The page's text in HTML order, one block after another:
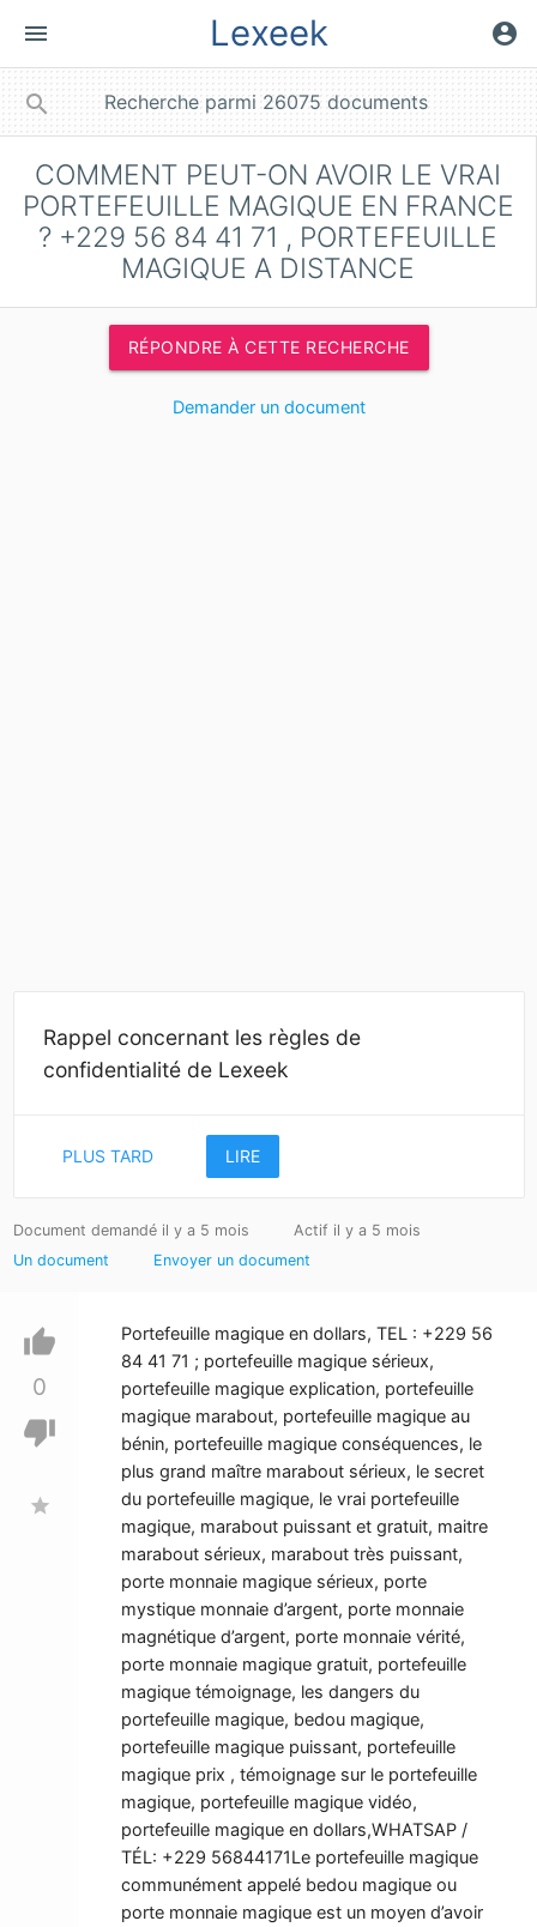
menu Lexeek account_circle
search
COMMENT PEUT-ON AVOIR LE VRAI
PORTEFEUILLE MAGIQUE EN FRANCE
? +229 56 84 41 71 , PORTEFEUILLE
MAGIQUE A DISTANCE
RÉPONDRE À CETTE RECHERCHE
Demander un document
Rappel concernant les règles de
confidentialité de Lexeek
PLUS TARD LIRE
Document demandé il y a 5 mois
Actif il y a 5 mois
Un document
Envoyer un document
thumb_up
0
thumb_down
star
Portefeuille magique en dollars, TEL : +229 56
84 41 71 ; portefeuille magique sérieux,
portefeuille magique explication, portefeuille
magique marabout, portefeuille magique au
bénin, portefeuille magique conséquences, le
plus grand maître marabout sérieux, le secret
du portefeuille magique, le vrai portefeuille
magique, marabout puissant et gratuit, maitre
marabout sérieux, marabout très puissant,
porte monnaie magique sérieux, porte
mystique monnaie d’argent, porte monnaie
magnétique d’argent, porte monnaie vérité,
porte monnaie magique gratuit, portefeuille
magique témoignage, les dangers du
portefeuille magique, bedou magique,
portefeuille magique puissant, portefeuille
magique prix , témoignage sur le portefeuille
magique, portefeuille magique vidéo,
portefeuille magique en dollars,WHATSAP /
TÉL: +229 56844171Le portefeuille magique
communément appelé bedou magique ou
porte monnaie magique est un moyen d’avoir